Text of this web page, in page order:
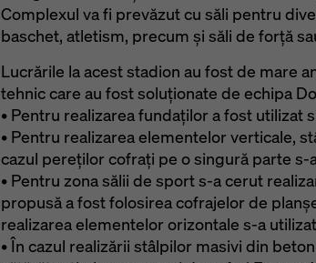
Complexul va fi prevăzut cu săli pentru
baschet, atletism, precum şi săli de forţă
Lucrările la acest stadion au fost de mare
tehnic care au fost soluționate de echipa
• Pentru realizarea fundaților a fost utilizat
• Pentru realizarea elementelor verticale,
cazul pereților cofrați pe o singură parte
• Pentru zona sălii de sport s-a cerut
propusă a fost folosirea cofrajelor de
realizarea elementelor orizontale s-a
• În cazul realizării stâlpilor masivi din